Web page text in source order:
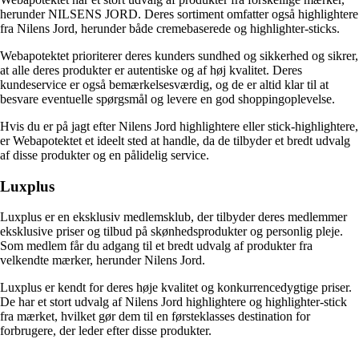
herunder NILSENS JORD. Deres sortiment omfatter også highlightere
fra Nilens Jord, herunder både cremebaserede og highlighter-sticks.
Webapotektet prioriterer deres kunders sundhed og sikkerhed og sikrer,
at alle deres produkter er autentiske og af høj kvalitet. Deres
kundeservice er også bemærkelsesværdig, og de er altid klar til at
besvare eventuelle spørgsmål og levere en god shoppingoplevelse.
Hvis du er på jagt efter Nilens Jord highlightere eller stick-highlightere,
er Webapotektet et ideelt sted at handle, da de tilbyder et bredt udvalg
af disse produkter og en pålidelig service.
Luxplus
Luxplus er en eksklusiv medlemsklub, der tilbyder deres medlemmer
eksklusive priser og tilbud på skønhedsprodukter og personlig pleje.
Som medlem får du adgang til et bredt udvalg af produkter fra
velkendte mærker, herunder Nilens Jord.
Luxplus er kendt for deres høje kvalitet og konkurrencedygtige priser.
De har et stort udvalg af Nilens Jord highlightere og highlighter-stick
fra mærket, hvilket gør dem til en førsteklasses destination for
forbrugere, der leder efter disse produkter.